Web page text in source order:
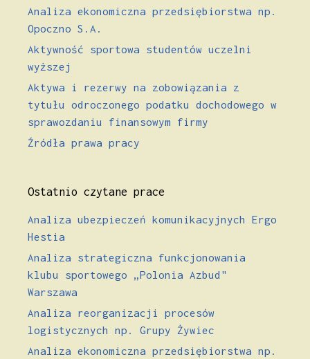
Analiza ekonomiczna przedsiębiorstwa np.
Opoczno S.A.
Aktywność sportowa studentów uczelni
wyższej
Aktywa i rezerwy na zobowiązania z
tytułu odroczonego podatku dochodowego w
sprawozdaniu finansowym firmy
Źródła prawa pracy
Ostatnio czytane prace
Analiza ubezpieczeń komunikacyjnych Ergo
Hestia
Analiza strategiczna funkcjonowania
klubu sportowego „Polonia Azbud"
Warszawa
Analiza reorganizacji procesów
logistycznych np. Grupy Żywiec
Analiza ekonomiczna przedsiębiorstwa np.